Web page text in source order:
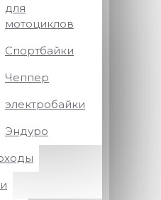
для
мотоциклов
Спортбайки
Чеппер
электробайки
Эндуро